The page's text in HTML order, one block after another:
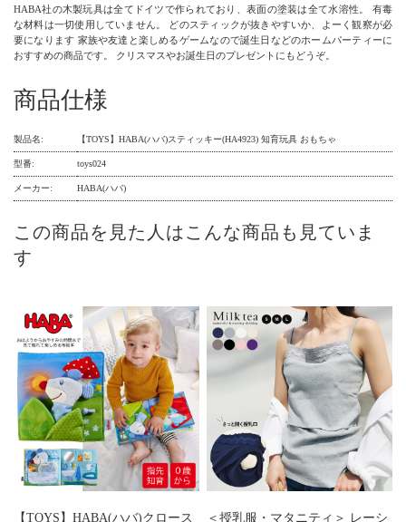
HABA社の木製玩具は全てドイツで作られており、表面の塗装は全て水溶性。 有毒
な材料は一切使用していません。 どのスティックが抜きやすいか、よーく観察が必
要になります 家族や友達と楽しめるゲームなので誕生日などのホームパーティーに
おすすめの商品です。 クリスマスやお誕生日のプレゼントにもどうぞ。
商品仕様
製品名: 【TOYS】HABA(ハバ)スティッキー(HA4923) 知育玩具 おもちゃ
型番: toys024
メーカー: HABA(ハバ)
この商品を見た人はこんな商品も見ていま
す
【TOYS】HABA(ハバ)クロース ＜授乳服・マタニティ＞ レーシ